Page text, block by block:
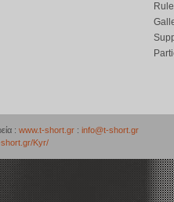
: www.t-short.gr : info@t-short.gr
Kyr/